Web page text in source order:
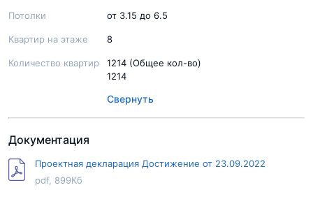
Потолки от 3.15 до 6.5
Квартир на этаже 8
Количество квартир
1214 (Общее кол-во)
1214
Свернуть
Документация
Проектная декларация Достижение от 23.09.2022
pdf, 899Кб